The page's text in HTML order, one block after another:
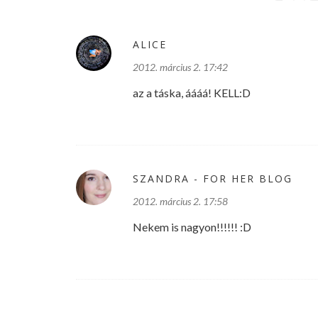
ALICE
2012. március 2. 17:42
az a táska, áááá! KELL:D
SZANDRA - FOR HER BLOG
2012. március 2. 17:58
Nekem is nagyon!!!!!! :D